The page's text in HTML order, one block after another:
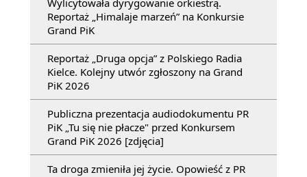
Reportaż „Himalaje marzeń” na Konkursie
Grand PiK
Reportaż „Druga opcja” z Polskiego Radia
Kielce. Kolejny utwór zgłoszony na Grand
PiK 2026
Publiczna prezentacja audiodokumentu PR
PiK „Tu się nie płacze" przed Konkursem
Grand PiK 2026 [zdjęcia]
Ta droga zmieniła jej życie. Opowieść z PR